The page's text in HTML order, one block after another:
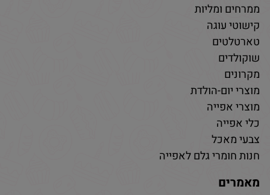
ממרחים ומליות
קישוטי עוגה
טארטלטים
שוקולדים
מקרונים
מוצרי יום-הולדת
מוצרי אפייה
כלי אפייה
צבעי מאכל
חנות חומרי גלם לאפייה
מאמרים